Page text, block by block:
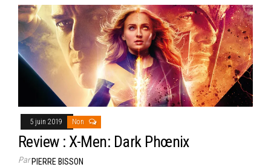
5 juin 2019 Non
Review : X-Men: Dark Phœnix
ParPIERRE BISSON